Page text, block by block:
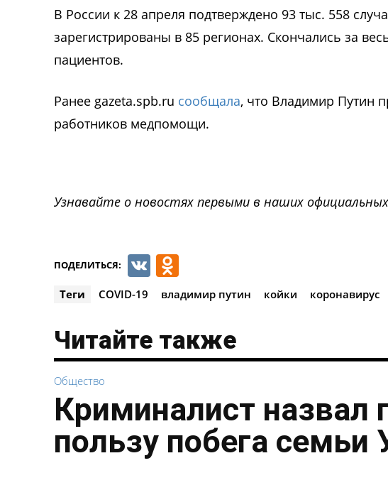
В России к 28 апреля подтверждено 93 тыс. 558
зарегистрированы в 85 регионах. Скончались за
пациентов.
Ранее gazeta.spb.ru сообщала, что Владимир Путин
работников медпомощи.
Узнавайте о новостях первыми в наших
ПОДЕЛИТЬСЯ: VK
Теги COVID-19 владимир путин койки коронавирус
Читайте также
Общество
Криминалист назвал
пользу побега семьи